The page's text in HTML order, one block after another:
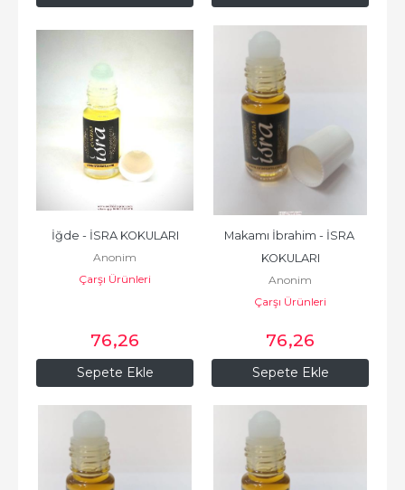
Sepete Ekle
İğde - İSRA KOKULARI
Anonim
Çarşı Ürünleri
76,26
Sepete Ekle
Makamı İbrahim - İSRA
KOKULARI
Anonim
Çarşı Ürünleri
76,26